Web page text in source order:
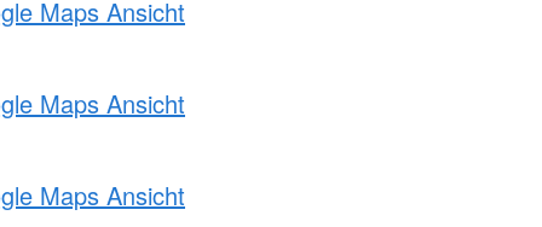
Maps Ansicht
Maps Ansicht
Maps Ansicht